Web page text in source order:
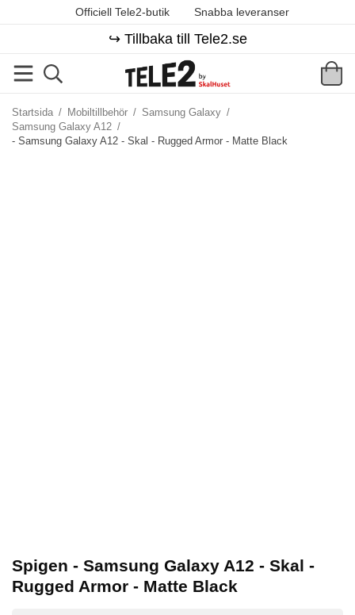
Officiell Tele2-butik Snabba leveranser
↪️ Tillbaka till Tele2.se
Startsida / Mobiltillbehör / Samsung Galaxy /
Samsung Galaxy A12 /
- Samsung Galaxy A12 - Skal - Rugged Armor - Matte Black
Spigen - Samsung Galaxy A12 - Skal -
Rugged Armor - Matte Black